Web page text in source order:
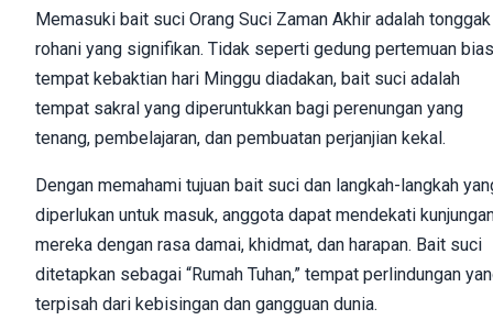
Memasuki bait suci Orang Suci Zaman Akhir adalah tonggak
rohani yang signifikan. Tidak seperti gedung pertemuan
tempat kebaktian hari Minggu diadakan, bait suci adalah
tempat sakral yang diperuntukkan bagi perenungan yang
tenang, pembelajaran, dan pembuatan perjanjian kekal.
Dengan memahami tujuan bait suci dan langkah-langkah
diperlukan untuk masuk, anggota dapat mendekati
mereka dengan rasa damai, khidmat, dan harapan. Bait suci
ditetapkan sebagai “Rumah Tuhan,” tempat perlindungan
terpisah dari kebisingan dan gangguan dunia.